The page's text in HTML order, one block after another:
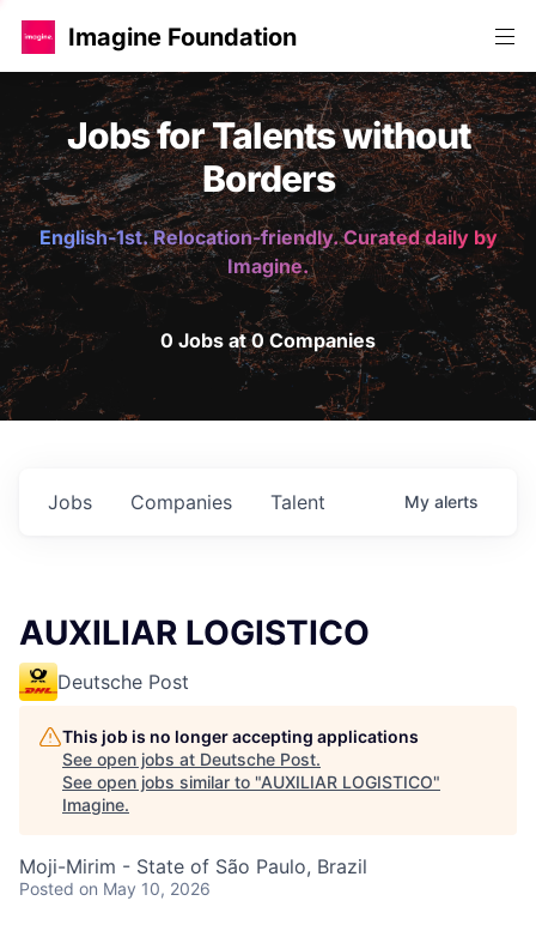
Imagine Foundation
Jobs for Talents without
Borders
English-1st. Relocation-friendly. Curated daily by
Imagine.
0 Jobs at 0 Companies
Jobs Companies Talent My alerts
AUXILIAR LOGISTICO
Deutsche Post
This job is no longer accepting applications
See open jobs at Deutsche Post.
See open jobs similar to "AUXILIAR LOGISTICO"
Imagine.
Moji-Mirim - State of São Paulo, Brazil
Posted on May 10, 2026